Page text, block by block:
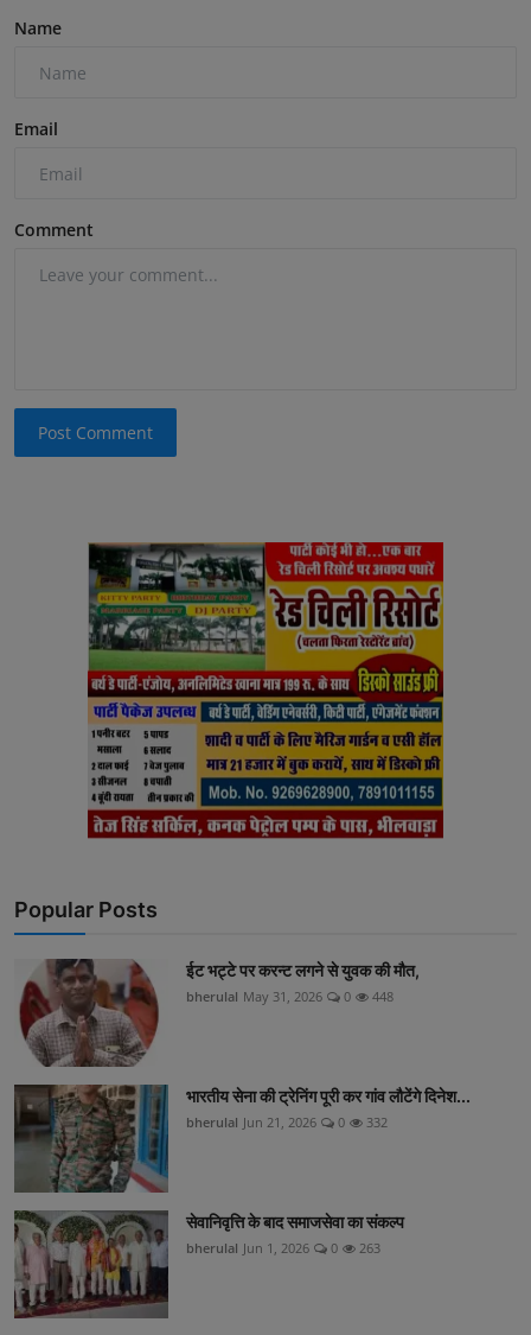
Name
Email
Comment
Post Comment
Popular Posts
ईट भट्टे पर करन्ट लगने से युवक की मौत,
bherulal May 31, 2026 0 448
भारतीय सेना की ट्रेनिंग पूरी कर गांव लौटेंगे दिनेश...
bherulal Jun 21, 2026 0 332
सेवानिवृत्ति के बाद समाजसेवा का संकल्प
bherulal Jun 1, 2026 0 263